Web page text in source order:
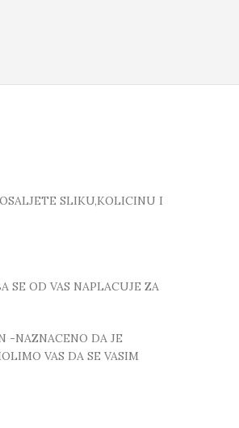
SLIKU,KOLICINU I
SE OD VAS NAPLACUJE ZA
-NAZNACENO DA JE
VAS DA SE VASIM